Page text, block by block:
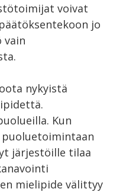
voivat
jo
vain
nykyistä
Kun
järjestöille tilaa
mielipide välittyy